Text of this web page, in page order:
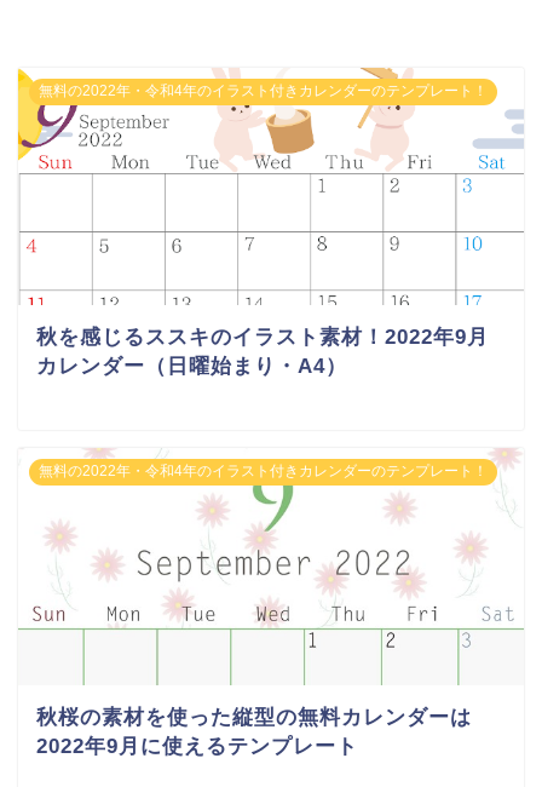
無料の2022年・令和4年のイラスト付きカレンダーのテンプレート！
秋を感じるススキのイラスト素材！2022年9月
カレンダー（日曜始まり・A4）
無料の2022年・令和4年のイラスト付きカレンダーのテンプレート！
秋桜の素材を使った縦型の無料カレンダーは
2022年9月に使えるテンプレート